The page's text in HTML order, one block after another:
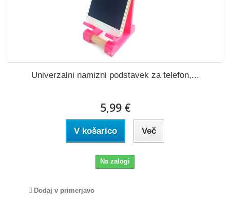
Univerzalni namizni podstavek za telefon,...
5,99 €
V košarico Več
Na zalogi
Dodaj v primerjavo